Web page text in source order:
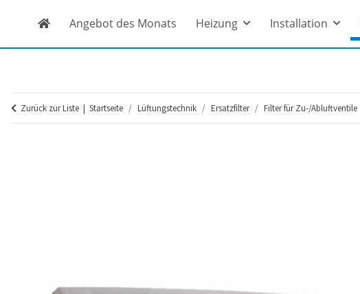
Angebot des Monats Heizung Installation
Zurück zur Liste Startseite Lüftungstechnik Ersatzfilter Filter für Zu-/Abluftventile